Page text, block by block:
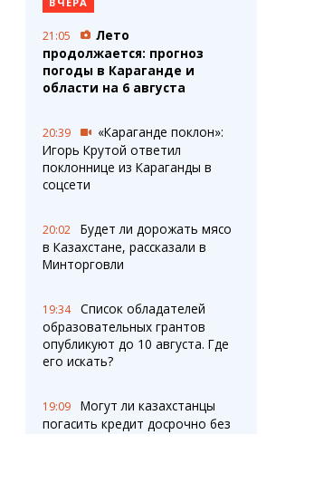
21:05
Лето
продолжается: прогноз
погоды в Караганде и
области на 6 августа
20:39
«Караганде поклон»:
Игорь Крутой ответил
поклоннице из Караганды в
соцсети
20:02
Будет ли дорожать мясо
в Казахстане, рассказали в
Минторговли
19:34
Список обладателей
образовательных грантов
опубликуют до 10 августа. Где
его искать?
19:09
Могут ли казахстанцы
погасить кредит досрочно без